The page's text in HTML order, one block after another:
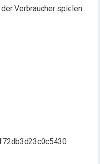
Verbraucher spielen.